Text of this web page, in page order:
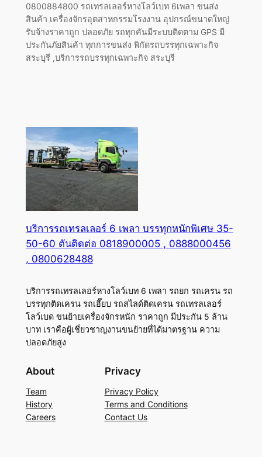
0800884800 รถเทรลเลอร์หางโลว์เบท 6เพลา ขนส่ง
สินค้า เครื่องจักรอุตสาหกรรมโรงงาน อุปกรณ์ขนาดใหญ่
รับจ้างราคาถูก ปลอดภัย รถทุกคันมีระบบติดตาม GPS มี
ประกันภัยสินค้า ทุกการขนส่ง พิกัดรถบรรทุกเฉพาะกิจ
สระบุรี ,บริการรถบรรทุกเฉพาะกิจ สระบุรี
บริการรถเทรลเลอร์ 6 เพลา บรรทุกหนักพิเศษ 35-
50-60 ตันติดต่อ 0818900005 , 0888000456
, 0800628488
บริการรถเทรลเลอร์หางโลว์เบท 6 เพลา รถยก รถเครน รถ
บรรทุกติดเครน รถเฮี๊ยบ รถสไลด์ติดเครน รถเทรลเลอร์
โลว์เบด ขนย้ายเครื่องจักรหนัก ราคาถูก มีประกัน 5 ล้าน
บาท เราคือผู้เชี่ยวชาญงานขนย้ายที่ได้มาตรฐาน ความ
ปลอดภัยสูง
About
Team
History
Careers
Privacy
Privacy Policy
Terms and Conditions
Contact Us